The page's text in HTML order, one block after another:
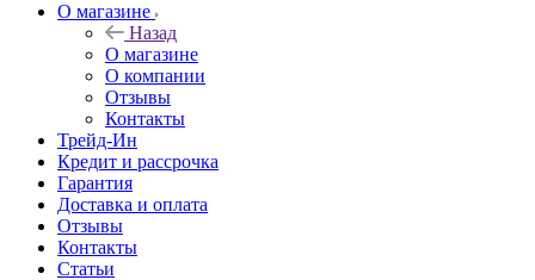
О магазине
Назад
О магазине
О компании
Отзывы
Контакты
Трейд-Ин
Кредит и рассрочка
Гарантия
Доставка и оплата
Отзывы
Контакты
Статьи